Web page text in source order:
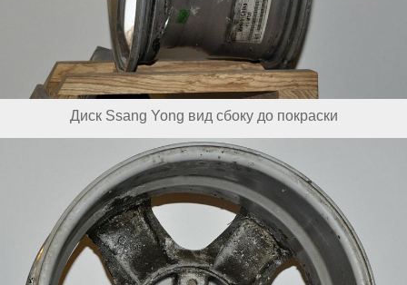
Диск Ssang Yong вид сбоку до покраски